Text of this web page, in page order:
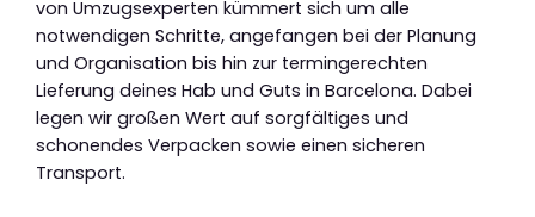
von Umzugsexperten kümmert sich um alle
notwendigen Schritte, angefangen bei der Planung
und Organisation bis hin zur termingerechten
Lieferung deines Hab und Guts in Barcelona. Dabei
legen wir großen Wert auf sorgfältiges und
schonendes Verpacken sowie einen sicheren
Transport.